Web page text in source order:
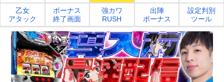
乙女
アタック
ボーナス
終了画面
強カワ
RUSH
出陣
ボーナス
設定判別
ツール